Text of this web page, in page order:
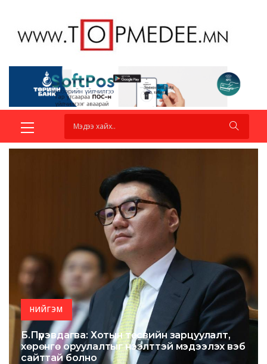
НИЙГЭМ
Б.Пүрэвдагва: Хотын төсвийн зарцуулалт,
хөрөнгө оруулалтыг нээлттэй мэдээлэх вэб
сайттай болно